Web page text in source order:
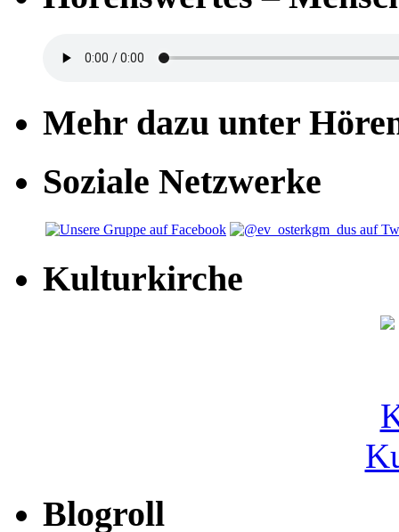
Mehr dazu unter
Soziale Netzwerke
Kulturkirche
Blogroll